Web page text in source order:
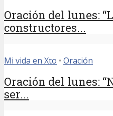
Oración del lunes:
constructores...
Mi vida en Xto • Oración
Oración del lunes:
ser...